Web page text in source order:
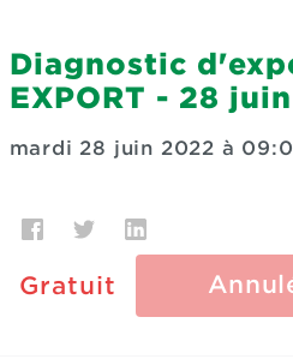
Diagnostic
EXPORT - 28
mardi 28 juin 2022 à
Gratuit